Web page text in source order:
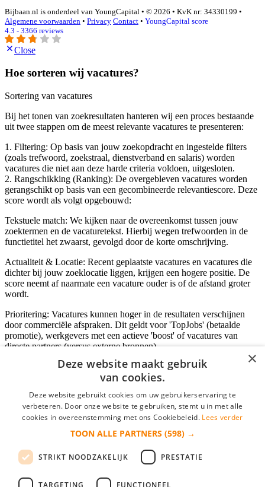
Bijbaan.nl is onderdeel van YoungCapital • © 2026 • KvK nr: 34330199 •
Algemene voorwaarden • Privacy Contact • YoungCapital score
4.3 - 3366 reviews
Close
Hoe sorteren wij vacatures?
Sortering van vacatures
Bij het tonen van zoekresultaten hanteren wij een proces bestaande
uit twee stappen om de meest relevante vacatures te presenteren:
1. Filtering: Op basis van jouw zoekopdracht en ingestelde filters
(zoals trefwoord, zoekstraal, dienstverband en salaris) worden
vacatures die niet aan deze harde criteria voldoen, uitgesloten.
2. Rangschikking (Ranking): De overgebleven vacatures worden
gerangschikt op basis van een gecombineerde relevantiescore. Deze
score wordt als volgt opgebouwd:
Tekstuele match: We kijken naar de overeenkomst tussen jouw
zoektermen en de vacaturetekst. Hierbij wegen trefwoorden in de
functietitel het zwaarst, gevolgd door de korte omschrijving.
Actualiteit & Locatie: Recent geplaatste vacatures en vacatures die
dichter bij jouw zoeklocatie liggen, krijgen een hogere positie. De
score neemt af naarmate een vacature ouder is of de afstand groter
wordt.
Prioritering: Vacatures kunnen hoger in de resultaten verschijnen
door commerciële afspraken. Dit geldt voor 'TopJobs' (betaalde
promotie), werkgevers met een actieve 'boost' of vacatures van
directe partners (versus externe bronnen).
Inloggen als bedrijf
*
login gegevens onthouden
login
×
Deze website maakt gebruik
van cookies.
Deze website gebruikt cookies om uw gebruikerservaring te
verbeteren. Door onze website te gebruiken, stemt u in met alle
cookies in overeenstemming met ons Cookiebeleid. Lees verder
TOON ALLE PARTNERS (598) →
STRIKT NOODZAKELIJK PRESTATIE
TARGETING FUNCTIONEEL